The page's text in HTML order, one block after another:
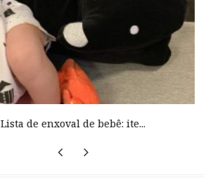
Lista de enxoval de bebê: ite...